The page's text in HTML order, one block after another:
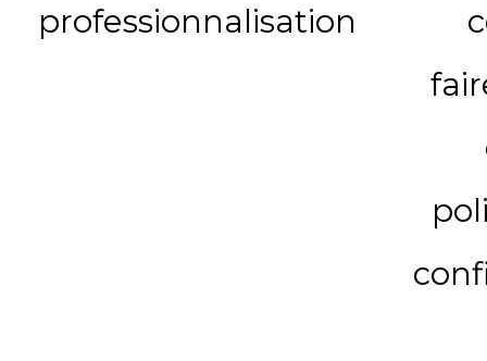
professionnalisation